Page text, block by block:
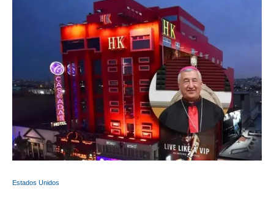
Estados Unidos